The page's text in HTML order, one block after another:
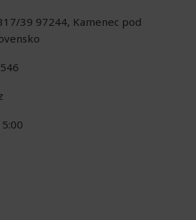
39 97244, Kamenec pod